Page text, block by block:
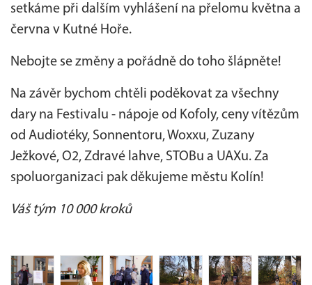
setkáme při dalším vyhlášení na přelomu května a
června v Kutné Hoře.
Nebojte se změny a pořádně do toho šlápněte!
Na závěr bychom chtěli poděkovat za všechny
dary na Festivalu - nápoje od Kofoly, ceny vítězům
od Audiotéky, Sonnentoru, Woxxu, Zuzany
Ježkové, O2, Zdravé lahve, STOBu a UAXu. Za
spoluorganizaci pak děkujeme městu Kolín!
Váš tým 10 000 kroků